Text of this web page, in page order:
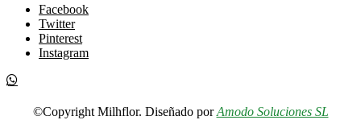
Facebook
Twitter
Pinterest
Instagram
©Copyright Milhflor. Diseñado porAmodo Soluciones SL